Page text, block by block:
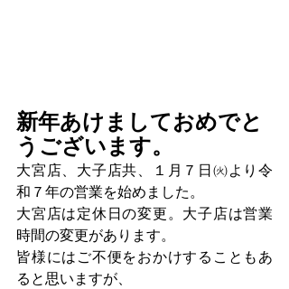
新年あけましておめでと
うございます。
大宮店、大子店共、１月７日㈫より令
和７年の営業を始めました。
大宮店は定休日の変更。大子店は営業
時間の変更があります。
皆様にはご不便をおかけすることもあ
ると思いますが、